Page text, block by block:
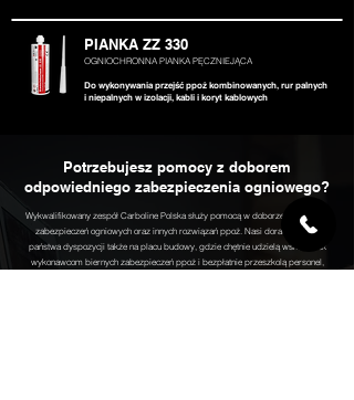
PIANKA ZZ 330
OGNIOCHRONNA PIANKA PĘCZNIEJĄCA
Do wykonywania przejść ppoż kombinowanych, rur palnych
i niepalnych w izolacji, kabli i koryt kablowych
Potrzebujesz pomocy z doborem
odpowiedniego zabezpieczenia ogniowego?
Wykwalifikowany zespół Carboline Polska służy pomocą w doborze pasywnych
zabezpieczeń ogniowych oraz innych rozwiązań ppoż. Nasi doradcy są do
państwa dyspozycji także na placu budowy, gdzie chętnie udzielą wskazówek
wykonawcom biernych zabezpieczeń ppoż i bezpłatnie przeszkolą personel,